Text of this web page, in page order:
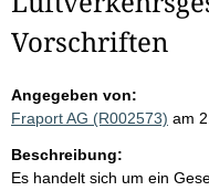
Vorschriften
Angegeben von:
Fraport AG (R002573) am
Beschreibung:
Es handelt sich um ein